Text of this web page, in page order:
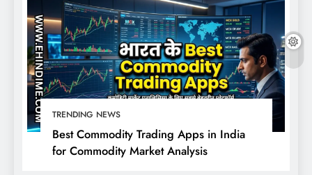
TRENDING NEWS
Best Commodity Trading Apps in India
for Commodity Market Analysis